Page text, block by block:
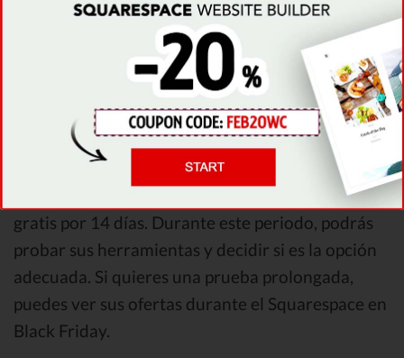
Prueba gratis
Si estás planeando comenzar tu negocio personal
y crear una página web, es primordial que elijas el
creador de páginas web ideal. Aunque podría ser
difícil saber si el producto es ideal para ti sin
probarlo antes. Squarespace te ofrece una prueba
gratis por 14 días. Durante este periodo, podrás
probar sus herramientas y decidir si es la opción
adecuada. Si quieres una prueba prolongada,
puedes ver sus ofertas durante el Squarespace en
Black Friday.